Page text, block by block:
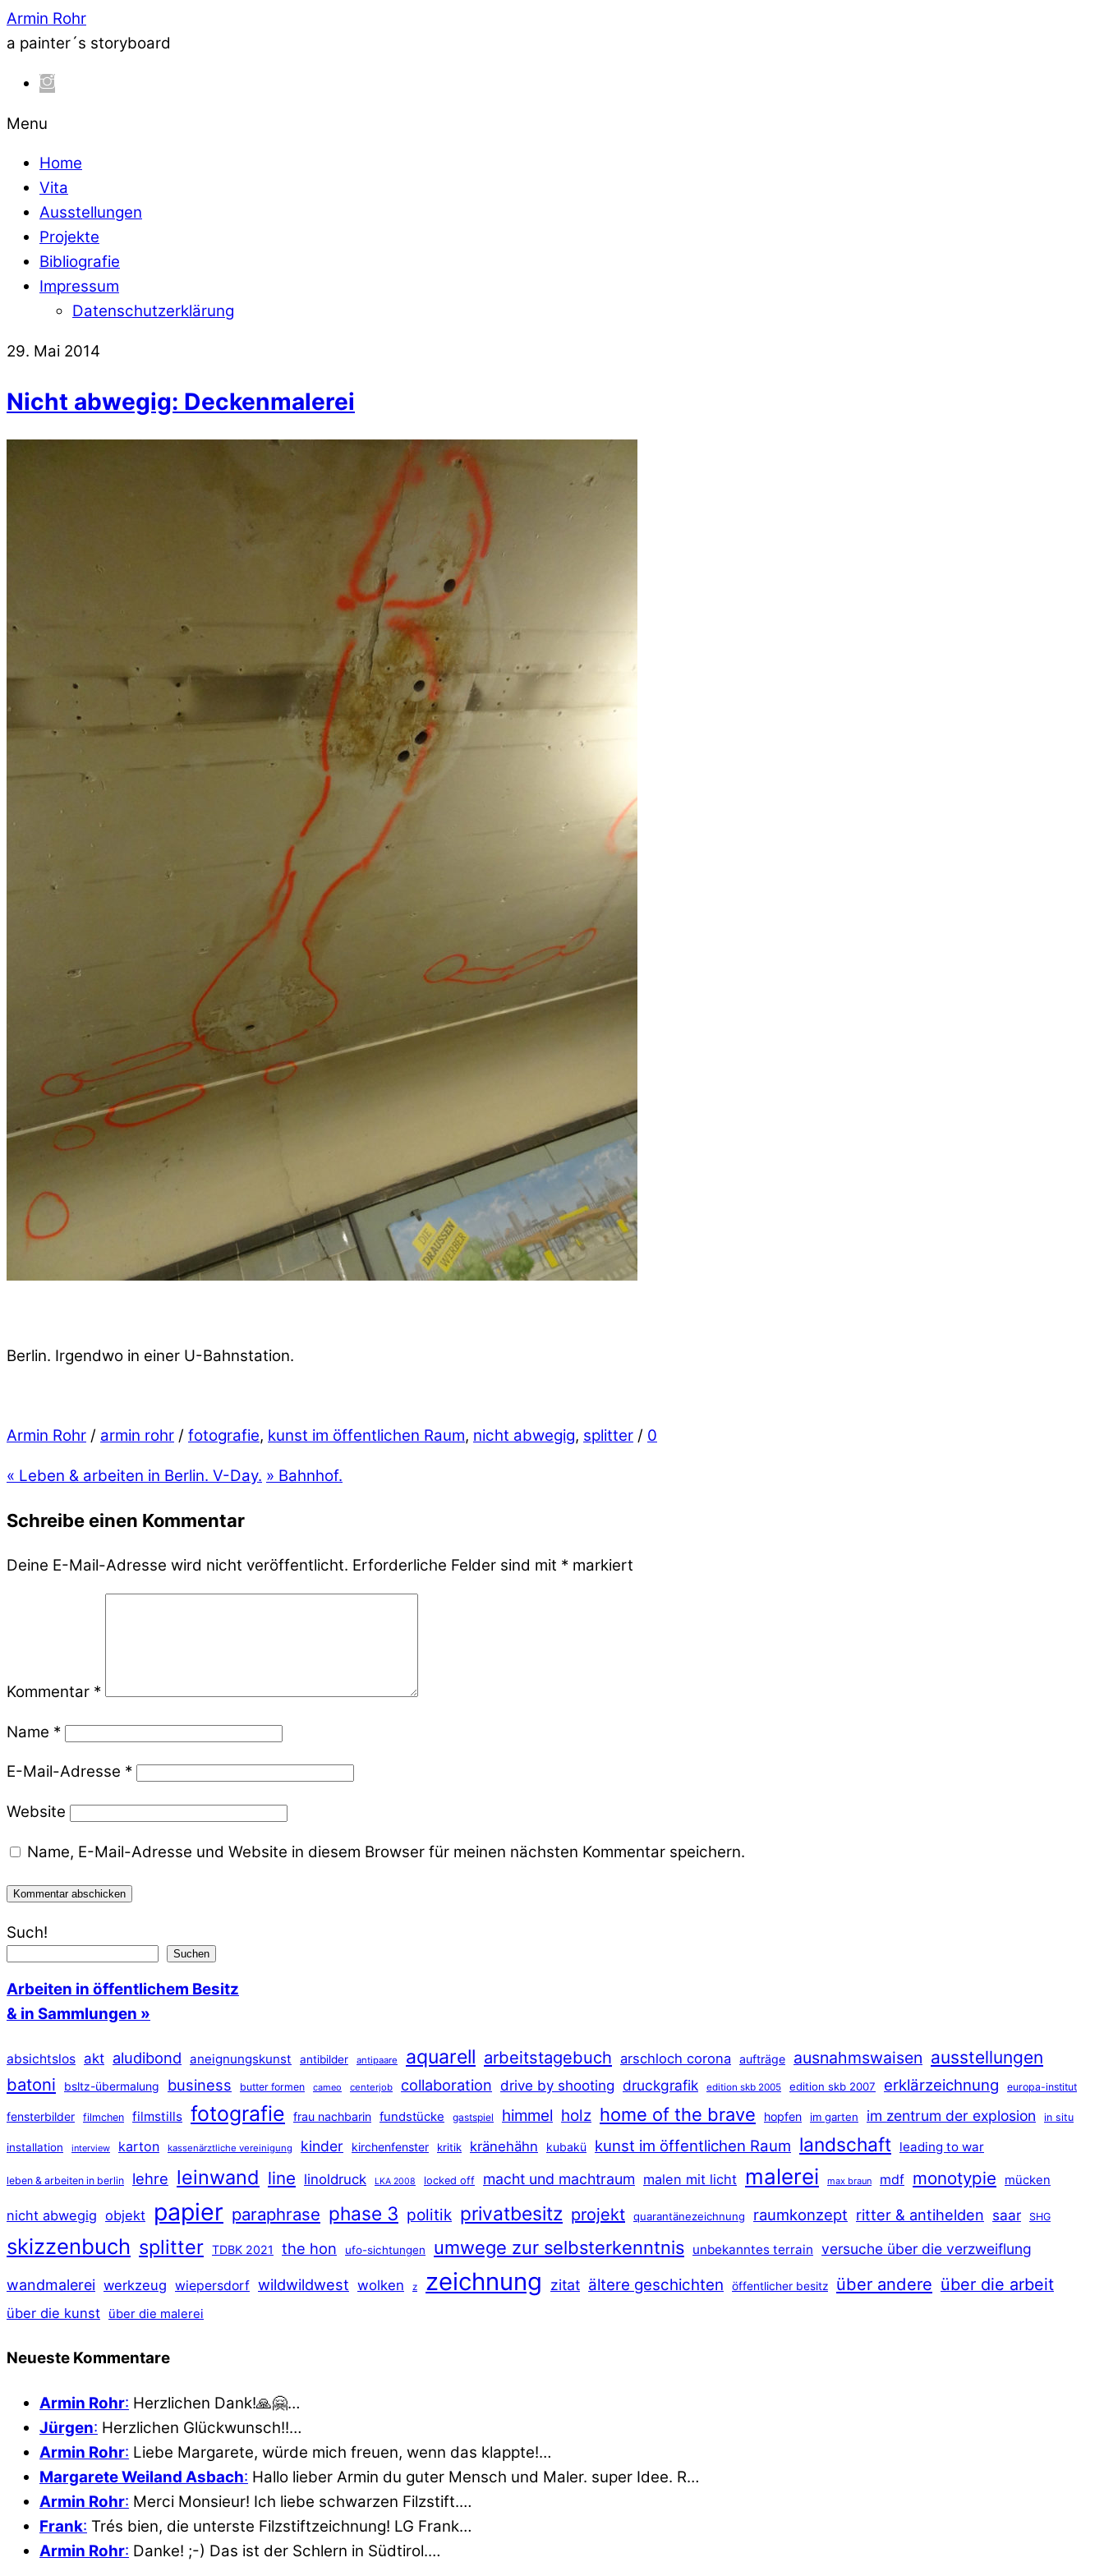
Armin Rohr
a painter´s storyboard
Menu
Home
Vita
Ausstellungen
Projekte
Bibliografie
Impressum
Datenschutzerklärung
29. Mai 2014
Nicht abwegig: Deckenmalerei
Berlin. Irgendwo in einer U-Bahnstation.
Armin Rohr / armin rohr / fotografie, kunst im öffentlichen Raum, nicht abwegig, splitter / 0
« Leben & arbeiten in Berlin. V-Day. » Bahnhof.
Schreibe einen Kommentar
Deine E-Mail-Adresse wird nicht veröffentlicht. Erforderliche Felder sind mit * markiert
Kommentar *
Name *
E-Mail-Adresse *
Website
Name, E-Mail-Adresse und Website in diesem Browser für meinen nächsten Kommentar speichern.
Such!
Suchen
Arbeiten in öffentlichem Besitz
& in Sammlungen »
absichtslos akt aludibond aneignungskunst antibilder antipaare aquarell arbeitstagebuch arschloch corona aufträge ausnahmswaisen ausstellungen
batoni
bsltz-übermalung business butter formen cameo centerjob collaboration drive by shooting druckgrafik edition skb 2005 edition skb 2007 erklärzeichnung europa-institut
fensterbilder filmchen filmstills fotografie frau nachbarin fundstücke gastspiel himmel holz home of the brave hopfen im garten im zentrum der explosion in situ
installation interview karton kassenärztliche vereinigung kinder kirchenfenster kritik kränehähn kubakü kunst im öffentlichen Raum landschaft leading to war
leben & arbeiten in berlin lehre leinwand line linoldruck LKA 2008 locked off macht und machtraum malen mit licht malerei max braun mdf monotypie mücken
nicht abwegig objekt papier paraphrase phase 3 politik privatbesitz projekt quarantänezeichnung raumkonzept ritter & antihelden saar SHG
skizzenbuch splitter TDBK 2021 the hon ufo-sichtungen umwege zur selbsterkenntnis unbekanntes terrain versuche über die verzweiflung
wandmalerei werkzeug wiepersdorf wildwildwest wolken z zeichnung zitat ältere geschichten öffentlicher besitz über andere über die arbeit
über die kunst über die malerei
Neueste Kommentare
Armin Rohr: Herzlichen Dank!🙏🤗…
Jürgen: Herzlichen Glückwunsch!!…
Armin Rohr: Liebe Margarete, würde mich freuen, wenn das klappte!…
Margarete Weiland Asbach: Hallo lieber Armin du guter Mensch und Maler. super Idee. R…
Armin Rohr: Merci Monsieur! Ich liebe schwarzen Filzstift.…
Frank: Trés bien, die unterste Filzstiftzeichnung! LG Frank…
Armin Rohr: Danke! ;-) Das ist der Schlern in Südtirol.…